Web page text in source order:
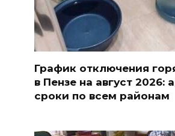
График отключения
в Пензе на август 2026:
сроки по всем районам